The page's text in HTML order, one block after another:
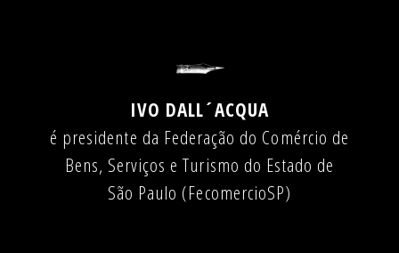
IVO DALL´ACQUA
é presidente da Federação do Comércio de
Bens, Serviços e Turismo do Estado de
São Paulo (FecomercioSP)